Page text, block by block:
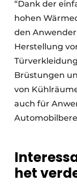
“Dank der
hohen
den
Herstellung
Brüstungen
von
auch für
het